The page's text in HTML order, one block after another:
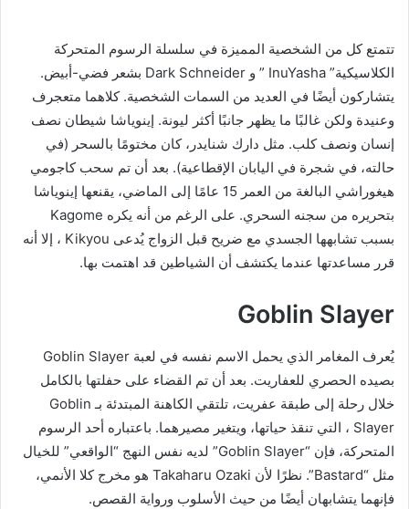
تتمتع كل من الشخصية المميزة في سلسلة الرسوم المتحركة
الكلاسيكية” InuYasha ” و Dark Schneider بشعر فضي-أبيض.
يتشاركون أيضًا في العديد من السمات الشخصية. كلاهما متعجرف
وعنيدة ولكن غالبًا ما يظهر جانبًا أكثر ليونة. إينوياشا شيطان نصف
إنسان ونصف كلب. مثل دارك شنايدر، كان مختومًا بالسحر (في
حالته، في شجرة في اليابان الإقطاعية). بعد أن تم سحب كاجومي
هيغوراشي البالغة من العمر 15 عامًا إلى الماضي، يقنعها إينوياشا
بتحريره من سجنه السحري. على الرغم من أنه يكره Kagome
بسبب تشابهها الجسدي مع ضريح قبل الزواج يُدعى Kikyou ، إلا أنه
قرر مساعدتها عندما يكتشف أن الشياطين قد اهتمت بها.
Goblin Slayer
يُعرف المغامر الذي يحمل الاسم نفسه في لعبة Goblin Slayer
بصيده الحصري للعفاريت. بعد أن تم القضاء على حفلتها بالكامل
خلال رحلة إلى طبقة عفريت، تلتقي الكاهنة المبتدئة بـ Goblin
Slayer ، التي تنقذ حياتها، ويتغير مصيرهما. باعتباره أحد الرسوم
المتحركة، فإن “Goblin Slayer” لديه نفس النهج “الواقعي” للخيال
مثل “Bastard”. نظرًا لأن Takaharu Ozaki هو مخرج كلا الأنمي،
فإنهما يتشابهان أيضًا من حيث الأسلوب ورواية القصص.